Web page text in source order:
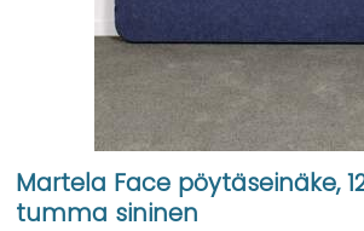
Martela Face pöytäseinäke,
tumma sininen